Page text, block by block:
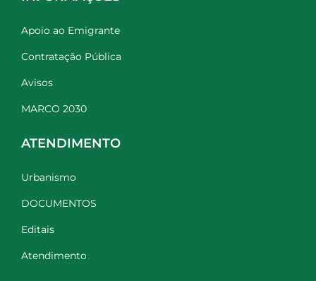
Apoio ao Emigrante
Contratação Pública
Avisos
MARCO 2030
ATENDIMENTO
Urbanismo
DOCUMENTOS
Editais
Atendimento